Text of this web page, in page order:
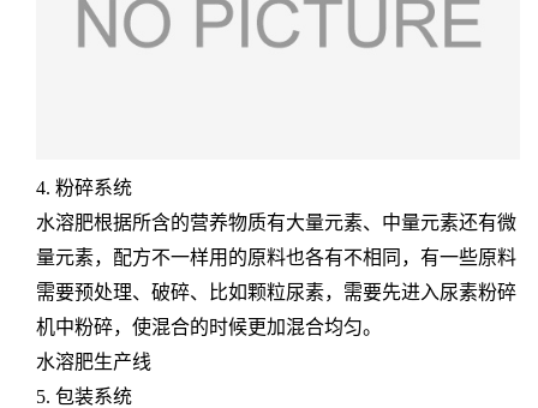
4. 粉碎系统
水溶肥根据所含的营养物质有大量元素、中量元素还有微
量元素，配方不一样用的原料也各有不相同，有一些原料
需要预处理、破碎、比如颗粒尿素，需要先进入尿素粉碎
机中粉碎，使混合的时候更加混合均匀。
水溶肥生产线
5. 包装系统